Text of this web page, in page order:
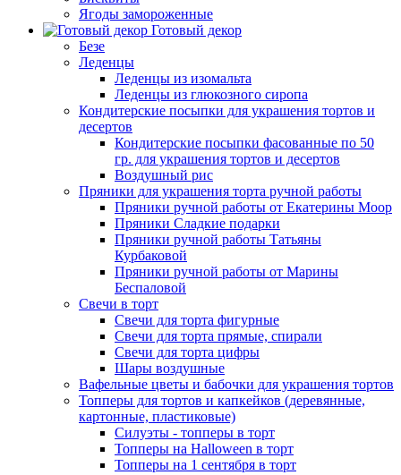
Ягоды замороженные
Готовый декор
Безе
Леденцы
Леденцы из изомальта
Леденцы из глюкозного сиропа
Кондитерские посыпки для украшения тортов и
десертов
Кондитерские посыпки фасованные по 50
гр. для украшения тортов и десертов
Воздушный рис
Пряники для украшения торта ручной работы
Пряники ручной работы от Екатерины Моор
Пряники Сладкие подарки
Пряники ручной работы Татьяны
Курбаковой
Пряники ручной работы от Марины
Беспаловой
Свечи в торт
Свечи для торта фигурные
Свечи для торта прямые, спирали
Свечи для торта цифры
Шары воздушные
Вафельные цветы и бабочки для украшения тортов
Топперы для тортов и капкейков (деревянные,
картонные, пластиковые)
Силуэты - топперы в торт
Топперы на Halloween в торт
Топперы на 1 сентября в торт